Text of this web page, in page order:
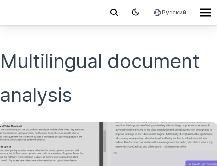
Русский
Multilingual document
analysis